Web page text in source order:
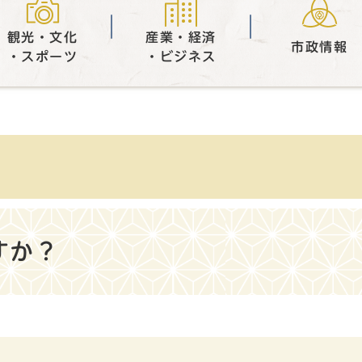
観光・文化
・スポーツ
産業・経済
・ビジネス
市政情報
か？